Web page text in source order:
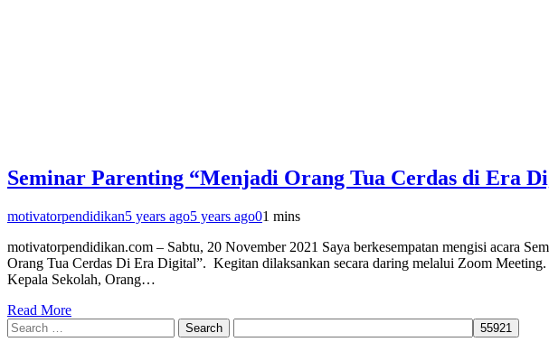
Seminar Parenting “Menjadi Orang Tua Cerdas di Era
motivatorpendidikan5 years ago5 years ago01 mins
motivatorpendidikan.com – Sabtu, 20 November 2021 Saya berkesempatan mengisi acara
Orang Tua Cerdas Di Era Digital”. Kegitan dilaksankan secara daring melalui Zoom
Kepala Sekolah, Orang…
Read More
Search